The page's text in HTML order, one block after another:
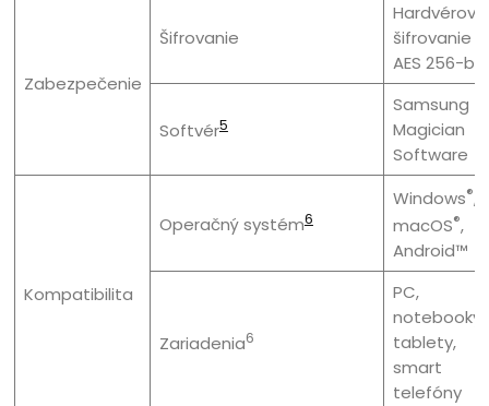
Zabezpečenie
Šifrovanie
Hardvérové
šifrovanie
AES 256-bit
Softvér5
Samsung
Magician
Software
Kompatibilita
Operačný systém6
Windows®,
macOS®,
Android™
Zariadenia6
PC,
notebooky,
tablety,
smart
telefóny